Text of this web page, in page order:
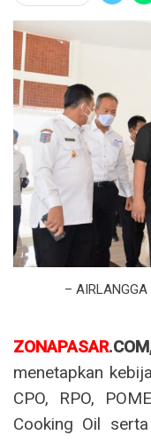
–
ZONAPASAR
menetapkan
CPO, RPO,
Cooking Oil